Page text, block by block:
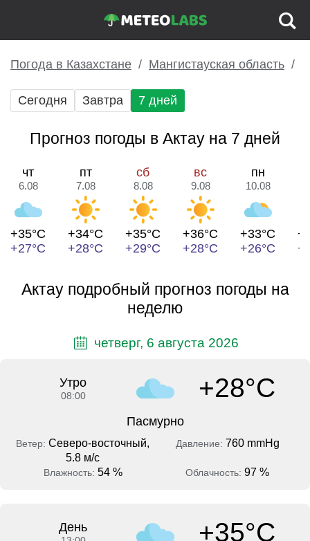
Погода в Казахстане Мангистауская область
Сегодня Завтра 7 дней
Прогноз погоды в Актау на 7 дней
чт
6.08
+35°C
+27°C
пт
7.08
+34°C
+28°C
сб
8.08
+35°C
+29°C
вс
9.08
+36°C
+28°C
пн
10.08
+33°C
+26°C
Актау подробный прогноз погоды на
неделю
четверг, 6 августа 2026
Утро
08:00 +28°C
Пасмурно
Ветер: Северо-восточный,
5.8 м/с
Давление: 760 mmHg
Влажность: 54 % Облачность: 97 %
День +35°C